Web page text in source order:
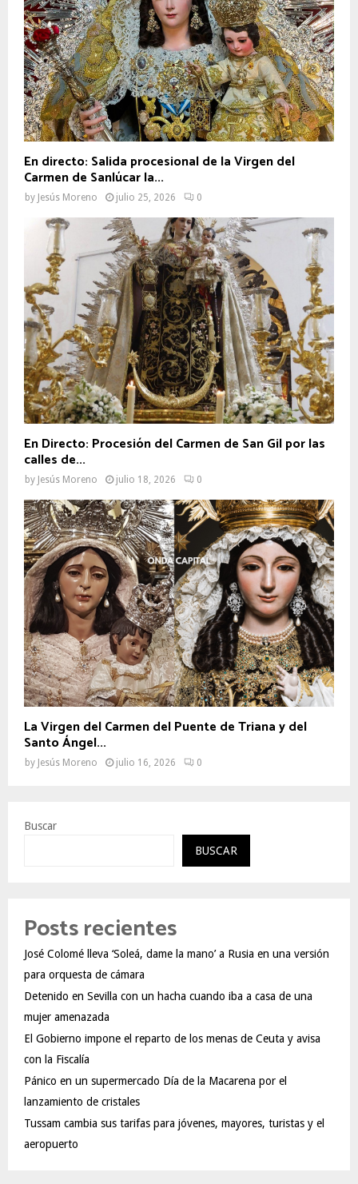
En directo: Salida procesional de la Virgen del
Carmen de Sanlúcar la...
by Jesús Moreno julio 25, 2026 0
En Directo: Procesión del Carmen de San Gil por las
calles de...
by Jesús Moreno julio 18, 2026 0
La Virgen del Carmen del Puente de Triana y del
Santo Ángel...
by Jesús Moreno julio 16, 2026 0
Buscar
BUSCAR
Posts recientes
José Colomé lleva ‘Soleá, dame la mano’ a Rusia en una versión
para orquesta de cámara
Detenido en Sevilla con un hacha cuando iba a casa de una
mujer amenazada
El Gobierno impone el reparto de los menas de Ceuta y avisa
con la Fiscalía
Pánico en un supermercado Día de la Macarena por el
lanzamiento de cristales
Tussam cambia sus tarifas para jóvenes, mayores, turistas y el
aeropuerto